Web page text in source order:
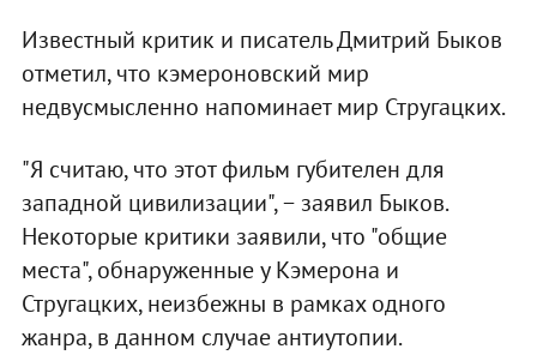
Известный критик и писатель Дмитрий Быков
отметил, что кэмероновский мир
недвусмысленно напоминает мир Стругацких.
"Я считаю, что этот фильм губителен для
западной цивилизации", − заявил Быков.
Некоторые критики заявили, что "общие
места", обнаруженные у Кэмерона и
Стругацких, неизбежны в рамках одного
жанра, в данном случае антиутопии.